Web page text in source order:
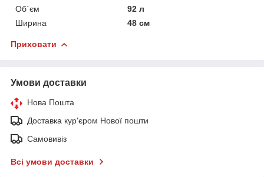
Об`єм
92 л
Ширина
48 см
Приховати
Умови доставки
Нова Пошта
Доставка кур'єром Нової пошти
Самовивіз
Всі умови доставки